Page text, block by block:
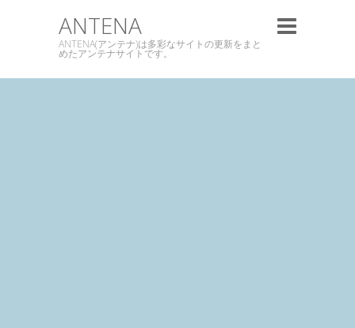
ANTENA
ANTENA(アンテナ)は多彩なサイトの更新をまと
めたアンテナサイトです。